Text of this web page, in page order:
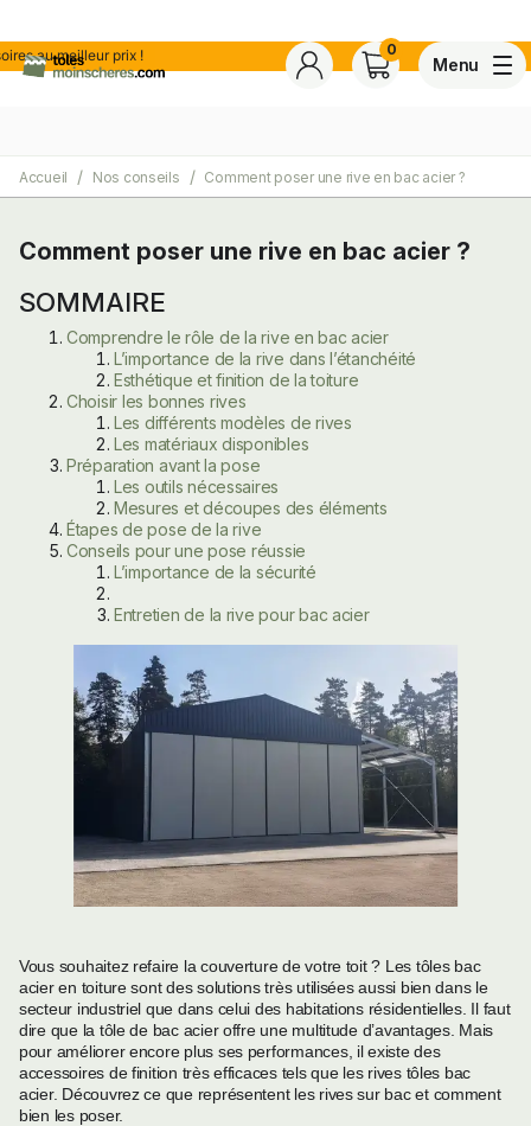
meilleur prix ! 0
Menu
4,7 Voir tous les avis de ce
Accueil Nos conseils Comment poser une rive en bac acier ?
Comment poser une rive en bac acier ?
SOMMAIRE
Comprendre le rôle de la rive en bac acier
L’importance de la rive dans l’étanchéité
Esthétique et finition de la toiture
Choisir les bonnes rives
Les différents modèles de rives
Les matériaux disponibles
Préparation avant la pose
Les outils nécessaires
Mesures et découpes des éléments
Étapes de pose de la rive
Conseils pour une pose réussie
L’importance de la sécurité
Entretien de la rive pour bac acier
Vous souhaitez refaire la couverture de votre toit ? Les tôles bac
acier en toiture sont des solutions très utilisées aussi bien dans le
secteur industriel que dans celui des habitations résidentielles. Il faut
dire que la tôle de bac acier offre une multitude d’avantages. Mais
pour améliorer encore plus ses performances, il existe des
accessoires de finition très efficaces tels que les rives tôles bac
acier. Découvrez ce que représentent les rives sur bac et comment
bien les poser.